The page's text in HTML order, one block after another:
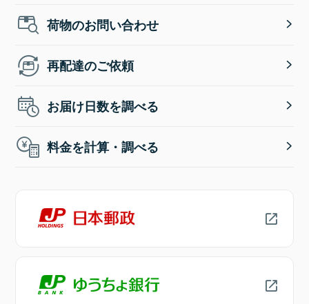
荷物のお問い合わせ
再配達のご依頼
お届け日数を調べる
料金を計算・調べる